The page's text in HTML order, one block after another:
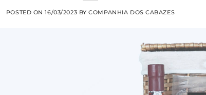
POSTED ON16/03/2023 BYCOMPANHIA DOS CABAZES